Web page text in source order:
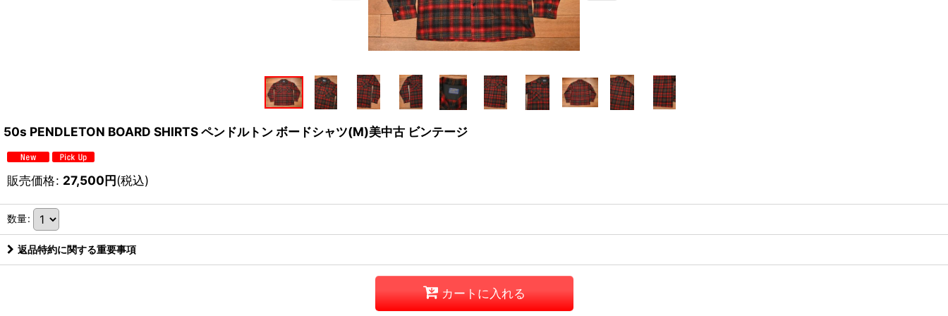
50s PENDLETON BOARD SHIRTS ペンドルトン ボードシャツ(M)美中古 ビンテージ
販売価格: 27,500円(税込)
数量:
返品特約に関する重要事項
カートに入れる